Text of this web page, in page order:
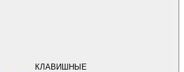
КЛАВИШНЫЕ